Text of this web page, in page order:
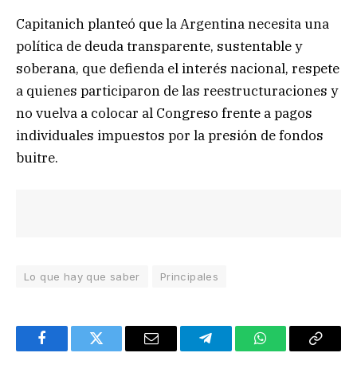
Capitanich planteó que la Argentina necesita una
política de deuda transparente, sustentable y
soberana, que defienda el interés nacional, respete
a quienes participaron de las reestructuraciones y
no vuelva a colocar al Congreso frente a pagos
individuales impuestos por la presión de fondos
buitre.
Lo que hay que saber Principales
FacebookTwitter Email TelegramWhatsAppCopy